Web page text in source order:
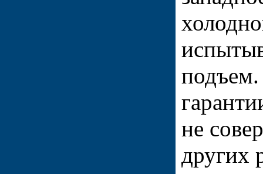
подъем.
не
других